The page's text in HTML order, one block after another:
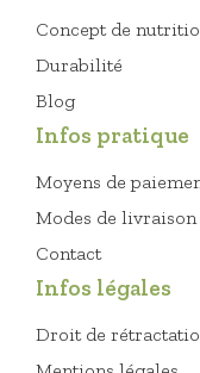
Concept de
Durabilité
Blog
Infos pratique
Moyens de
Modes de livraison
Contact
Infos légales
Droit de